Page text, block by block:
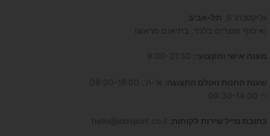
גליקסברג 6,
תל-אביב
(איסוף מוצרים בלבד, בתיאום מראש)
מענה אישי ומקצועי
שעות החנות ואולם התצוגה : א'-ה': 09:00-18:00
ו': 09:30-14:00
כתובת מייל שירות לקוחות